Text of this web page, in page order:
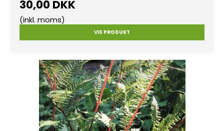
30,00 DKK
(inkl. moms)
VIS PRODUKT